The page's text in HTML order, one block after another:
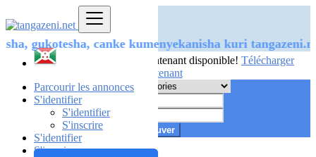
Parcourir les annonces
S'identifier
S'identifier
S'inscrire
S'identifier
S'inscrire
gukotesha, canke kumenyekanisha kuri
L’application Android est maintenant disponible! Télécharger
maintenant
Trouver